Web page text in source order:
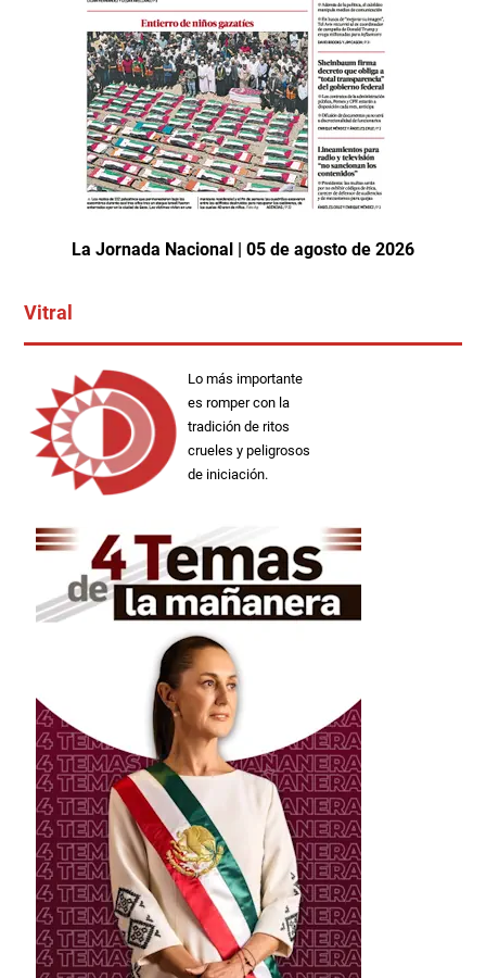
La Jornada Nacional | 05 de agosto de 2026
Vitral
Lo más importante
es romper con la
tradición de ritos
crueles y peligrosos
de iniciación.